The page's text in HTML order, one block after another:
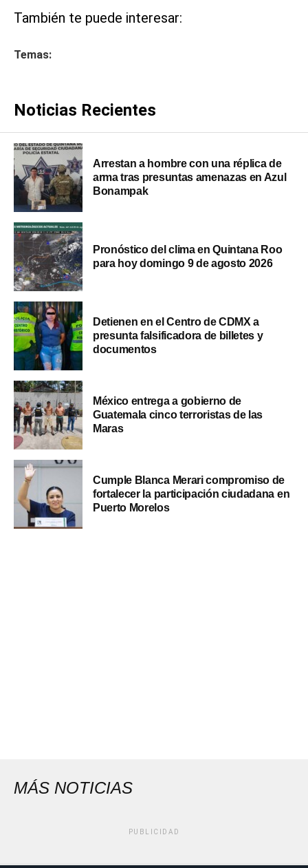
También te puede interesar:
Temas:
Noticias Recientes
Arrestan a hombre con una réplica de
arma tras presuntas amenazas en Azul
Bonampak
Pronóstico del clima en Quintana Roo
para hoy domingo 9 de agosto 2026
Detienen en el Centro de CDMX a
presunta falsificadora de billetes y
documentos
México entrega a gobierno de
Guatemala cinco terroristas de las
Maras
Cumple Blanca Merari compromiso de
fortalecer la participación ciudadana en
Puerto Morelos
MÁS NOTICIAS
PUBLICIDAD